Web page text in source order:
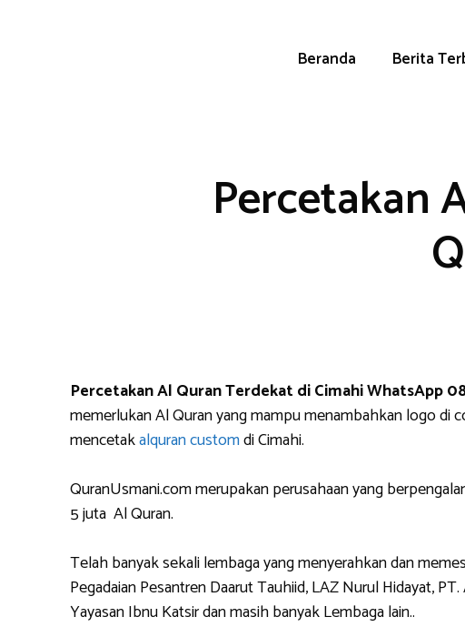
Beranda Berita
Percetakan
Percetakan Al Quran Terdekat di Cimahi WhatsApp
memerlukan Al Quran yang mampu menambahkan logo di
mencetakalquran customdi Cimahi.
QuranUsmani.com merupakan perusahaan yang
5 juta Al Quran.
Telah banyak sekali lembaga yang menyerahkan dan
Pegadaian Pesantren Daarut Tauhiid, LAZ Nurul Hidayat,
Yayasan Ibnu Katsir dan masih banyak Lembaga lain..